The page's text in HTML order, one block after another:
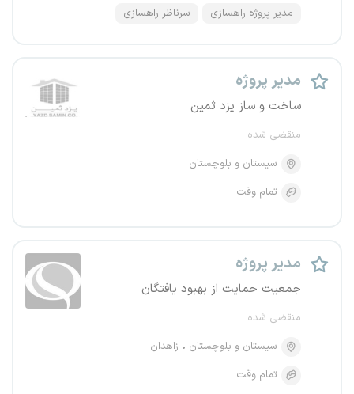
مدیر پروژه راهسازی سرناظر راهسازی
مدیر پروژه
ساخت و ساز یزد ثمین
منقضی شده
سیستان و بلوچستان
تمام وقت
مدیر پروژه
جمعیت حمایت از بهبود یافتگان
منقضی شده
سیستان و بلوچستان
زاهدان
تمام وقت